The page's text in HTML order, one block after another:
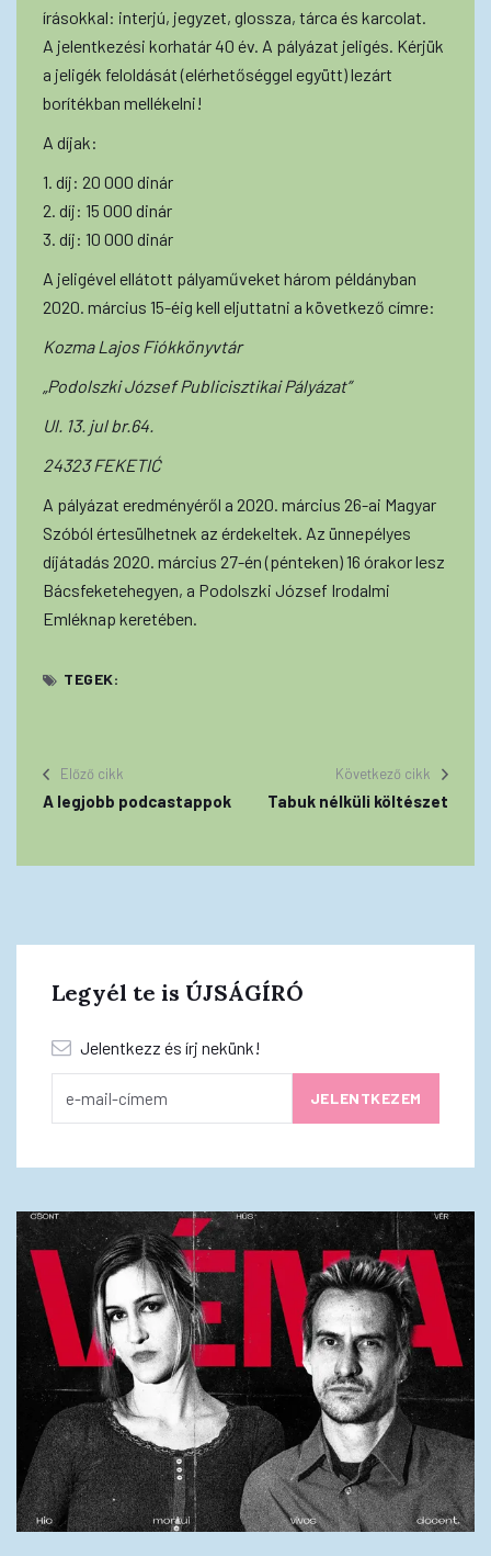
írásokkal: interjú, jegyzet, glossza, tárca és karcolat.
A jelentkezési korhatár 40 év. A pályázat jeligés. Kérjük
a jeligék feloldását (elérhetőséggel együtt) lezárt
borítékban mellékelni!
A díjak:
1. díj: 20 000 dinár
2. díj: 15 000 dinár
3. díj: 10 000 dinár
A jeligével ellátott pályaműveket három példányban
2020. március 15-éig kell eljuttatni a következő címre:
Kozma Lajos Fiókkönyvtár
„Podolszki József Publicisztikai Pályázat”
Ul. 13. jul br.64.
24323 FEKETIĆ
A pályázat eredményéről a 2020. március 26-ai Magyar
Szóból értesülhetnek az érdekeltek. Az ünnepélyes
díjátadás 2020. március 27-én (pénteken) 16 órakor lesz
Bácsfeketehegyen, a Podolszki József Irodalmi
Emléknap keretében.
TEGEK:
Előző cikk
A legjobb podcastappok
Következő cikk
Tabuk nélküli költészet
Legyél te is ÚJSÁGÍRÓ
Jelentkezz és írj nekünk!